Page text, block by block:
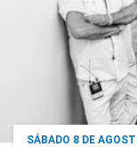
SÁBADO 8 DE